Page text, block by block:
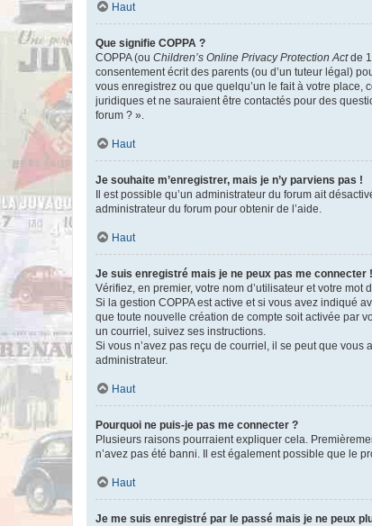
Haut
Que signifie COPPA ?
COPPA (ou Children’s Online Privacy Protection Actde
consentement écrit des parents (ou d’un tuteur légal)
vous enregistrez ou que quelqu’un le fait à votre
juridiques et ne sauraient être contactés pour des
forum ? ».
Haut
Je souhaite m’enregistrer, mais je n’y parviens pas !
Il est possible qu’un administrateur du forum ait
administrateur du forum pour obtenir de l’aide.
Haut
Je suis enregistré mais je ne peux pas me connecter !
Vérifiez, en premier, votre nom d’utilisateur et votre mot
Si la gestion COPPA est active et si vous avez indiqué
que toute nouvelle création de compte soit activée par
un courriel, suivez ses instructions.
Si vous n’avez pas reçu de courriel, il se peut que
administrateur.
Haut
Pourquoi ne puis-je pas me connecter ?
Plusieurs raisons pourraient expliquer cela.
n’avez pas été banni. Il est également possible que le
Haut
Je me suis enregistré par le passé mais je ne peux